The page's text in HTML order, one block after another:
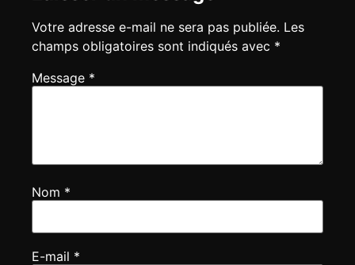
Votre adresse e-mail ne sera pas publiée. Les
champs obligatoires sont indiqués avec *
Nom *
E-mail *